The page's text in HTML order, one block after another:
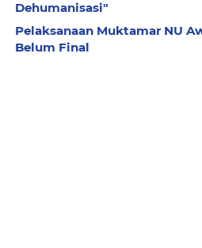
Dehumanisasi"
Pelaksanaan Muktamar NU
Belum Final